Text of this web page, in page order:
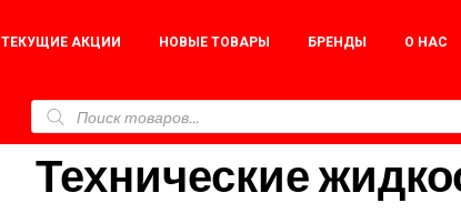
ТЕКУЩИЕ АКЦИИ НОВЫЕ ТОВАРЫ БРЕНДЫ О НАС
Технические